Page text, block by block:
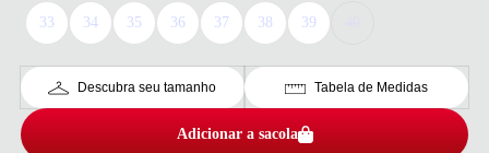
33 34 35 36 37 38 39
Descubra seu tamanho Tabela de Medidas
Adicionar a sacola